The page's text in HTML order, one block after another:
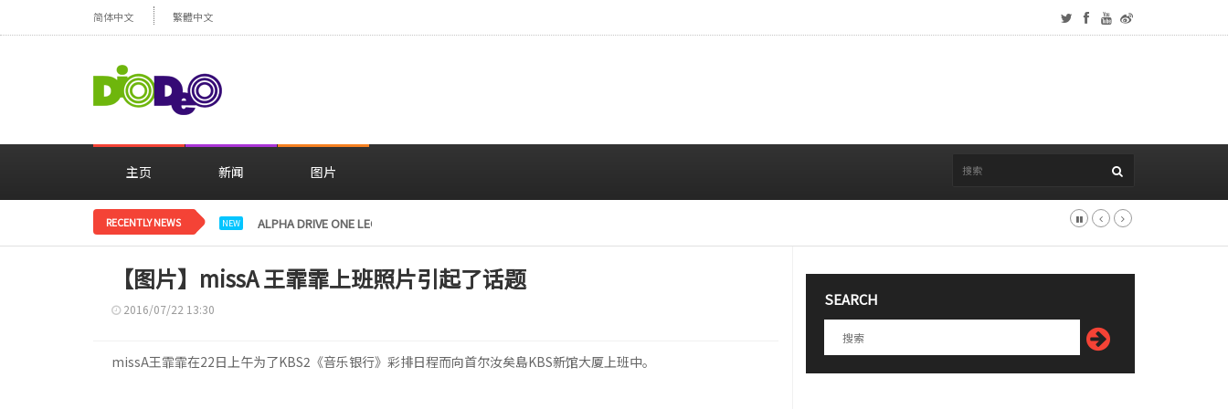
简体中文 繁體中文
主页 新闻 图片
RECENTLY NEWS NEW ALPHA DRIVE ONE LEO，令人目不转睛的视觉存在感
【图片】missA 王霏霏上班照片引起了话题
2016/07/22 13:30
missA王霏霏在22日上午为了KBS2《音乐银行》彩排日程而向首尔汝矣島KBS新馆大厦上班中。
SEARCH